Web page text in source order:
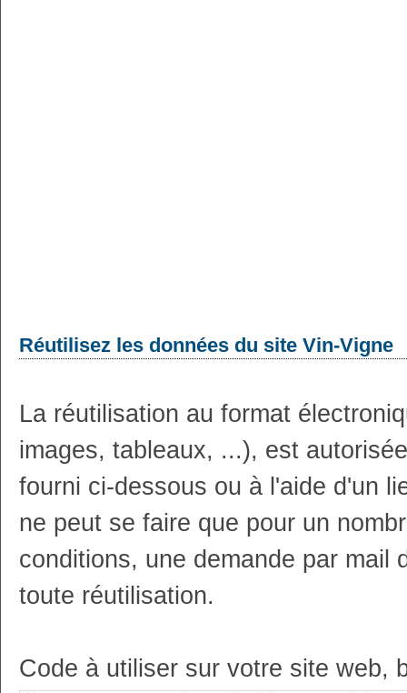
Réutilisez les données du site Vin-Vigne
La réutilisation au format
images, tableaux, ...), est
fourni ci-dessous ou à l'aide d'un
ne peut se faire que pour un
conditions, une demande par mail
toute réutilisation.
Code à utiliser sur votre site web,